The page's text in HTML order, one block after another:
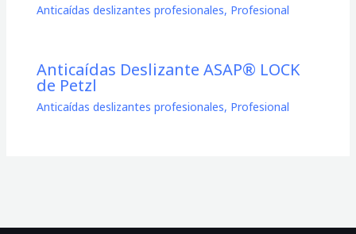
Anticaídas deslizantes profesionales, Profesional
Anticaídas Deslizante ASAP® LOCK
de Petzl
Anticaídas deslizantes profesionales, Profesional